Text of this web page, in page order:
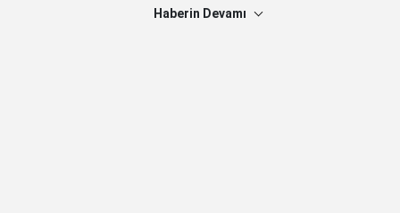
Haberin Devamı